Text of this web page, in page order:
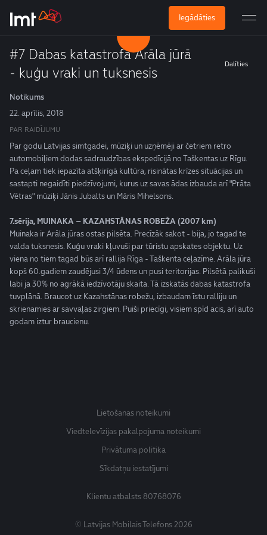
Iegādāties
#7 Dabas katastrofa Arāla jūrā
- kuģu vraki un tuksnesis
Dalīties
Notikums
22. aprīlis, 2018
PAR RAIDĪJUMU
Par godu Latvijas simtgadei, mūziķi un uzņēmēji ar četriem retro
automobiļiem dodas sadraudzības ekspedīcijā no Taškentas uz Rīgu.
Pa ceļam tiek iepazīta atšķirīgā kultūra, risinātas krīzes situācijas un
sastapti negaidīti piedzīvojumi, kurus uz savas ādas izbauda arī "Prāta
Vētras" mūziķi Jānis Jubalts un Māris Mihelsons.
7.sērija, MUINAKA – KAZAHSTĀNAS ROBEŽA (2007 km)
Muinaka ir Arāla jūras ostas pilsēta. Precīzāk sakot - bija, jo tagad te
valda tuksnesis. Kuģu vraki kļuvuši par tūristu apskates objektu. Uz
viena no tiem tagad būs arī rallija Rīga - Taškenta ceļazīme. Arāla jūra
kopš 60.gadiem zaudējusi 3/4 ūdens un pusi teritorijas. Pilsētā palikuši
labi ja 30% no agrākā iedzīvotāju skaita. Tā izskatās dabas katastrofa
tuvplānā. Braucot uz Kazahstānas robežu, izbaudam īstu ralliju un
skrienamies ar savvaļas zirgiem. Puiši priecīgi, visiem spīd acis, arī auto
godam iztur braucienu.
Lietošanas noteikumi
Viedtelevīzijas pakalpojuma noteikumi
Privātuma politika
Sīkdatņu iestatījumi
Klientu atbalsts80768076
© Latvijas Mobilais Telefons 2026